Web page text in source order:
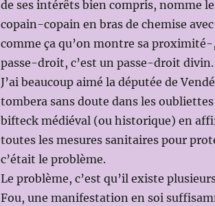
de ses intérêts bien compris, nomme
copain-copain en bras de chemise
comme ça qu’on montre sa proximité-
passe-droit, c’est un passe-droit divin.
J’ai beaucoup aimé la députée de
tombera sans doute dans les
bifteck médiéval (ou historique) en
toutes les mesures sanitaires pour
c’était le problème.
Le problème, c’est qu’il existe
Fou, une manifestation en soi